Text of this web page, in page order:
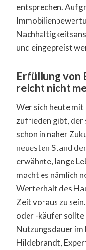
entsprechen.
und eingepreist
Erfüllung von
reicht nicht
Wer sich heute
zufrieden gibt, der
schon in naher
neuesten Stand
erwähnte, lange
macht es nämlich
Werterhalt des
Zeit voraus zu
oder -käufer sollte
Nutzungsdauer im
Hildebrandt,